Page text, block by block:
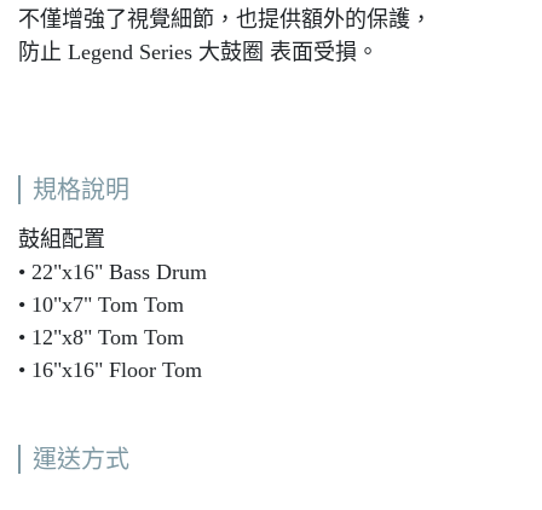
不僅增強了視覺細節，也提供額外的保護，
防止 Legend Series 大鼓圈 表面受損。
規格說明
鼓組配置
• 22"x16" Bass Drum
• 10"x7" Tom Tom
• 12"x8" Tom Tom
• 16"x16" Floor Tom
運送方式